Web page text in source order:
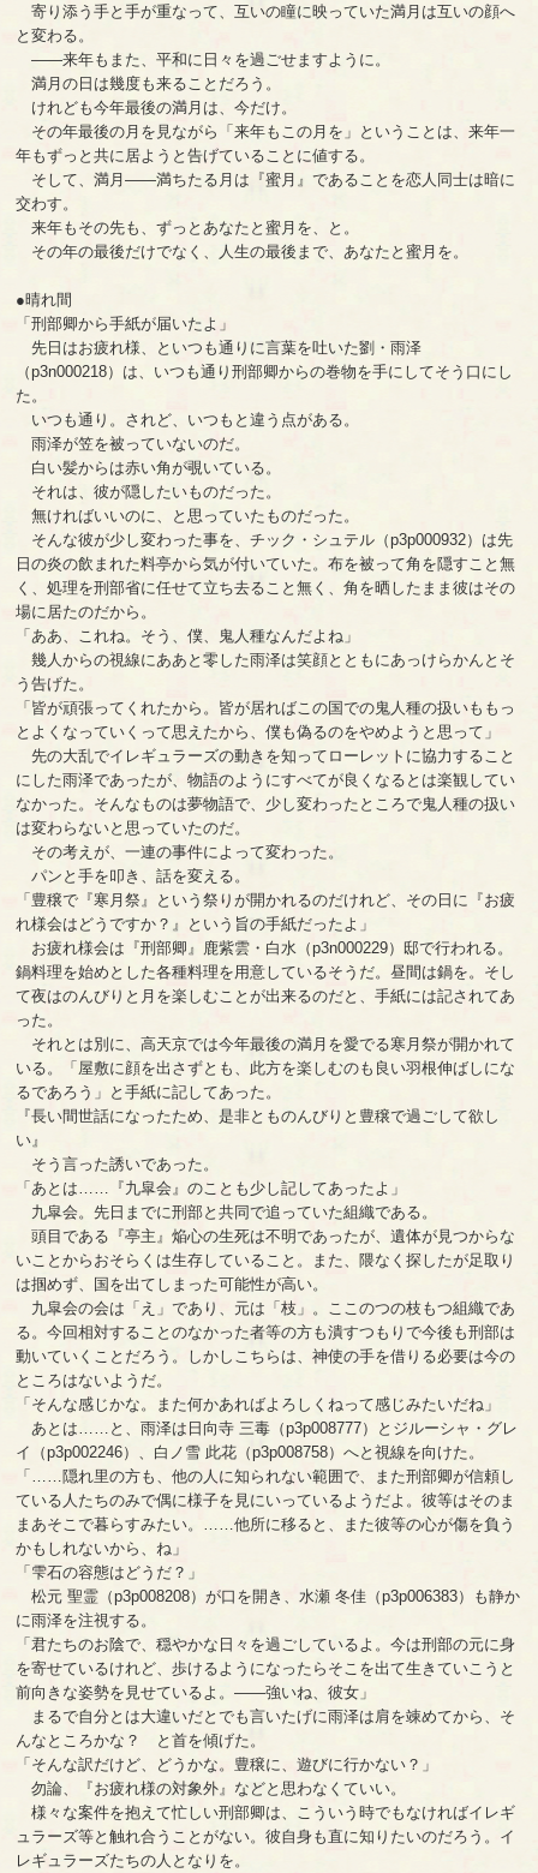
寄り添う手と手が重なって、互いの瞳に映っていた満月は互いの顔へ
と変わる。
――来年もまた、平和に日々を過ごせますように。
満月の日は幾度も来ることだろう。
けれども今年最後の満月は、今だけ。
その年最後の月を見ながら「来年もこの月を」ということは、来年一
年もずっと共に居ようと告げていることに値する。
そして、満月――満ちたる月は『蜜月』であることを恋人同士は暗に
交わす。
来年もその先も、ずっとあなたと蜜月を、と。
その年の最後だけでなく、人生の最後まで、あなたと蜜月を。
●晴れ間
「刑部卿から手紙が届いたよ」
先日はお疲れ様、といつも通りに言葉を吐いた劉・雨泽
（p3n000218）は、いつも通り刑部卿からの巻物を手にしてそう口にし
た。
いつも通り。されど、いつもと違う点がある。
雨泽が笠を被っていないのだ。
白い髪からは赤い角が覗いている。
それは、彼が隠したいものだった。
無ければいいのに、と思っていたものだった。
そんな彼が少し変わった事を、チック・シュテル（p3p000932）は先
日の炎の飲まれた料亭から気が付いていた。布を被って角を隠すこと無
く、処理を刑部省に任せて立ち去ること無く、角を晒したまま彼はその
場に居たのだから。
「ああ、これね。そう、僕、鬼人種なんだよね」
幾人からの視線にああと零した雨泽は笑顔とともにあっけらかんとそ
う告げた。
「皆が頑張ってくれたから。皆が居ればこの国での鬼人種の扱いももっ
とよくなっていくって思えたから、僕も偽るのをやめようと思って」
先の大乱でイレギュラーズの動きを知ってローレットに協力すること
にした雨泽であったが、物語のようにすべてが良くなるとは楽観してい
なかった。そんなものは夢物語で、少し変わったところで鬼人種の扱い
は変わらないと思っていたのだ。
その考えが、一連の事件によって変わった。
パンと手を叩き、話を変える。
「豊穣で『寒月祭』という祭りが開かれるのだけれど、その日に『お疲
れ様会はどうですか？』という旨の手紙だったよ」
お疲れ様会は『刑部卿』鹿紫雲・白水（p3n000229）邸で行われる。
鍋料理を始めとした各種料理を用意しているそうだ。昼間は鍋を。そし
て夜はのんびりと月を楽しむことが出来るのだと、手紙には記されてあ
った。
それとは別に、高天京では今年最後の満月を愛でる寒月祭が開かれて
いる。「屋敷に顔を出さずとも、此方を楽しむのも良い羽根伸ばしにな
るであろう」と手紙に記してあった。
『長い間世話になったため、是非とものんびりと豊穣で過ごして欲し
い』
そう言った誘いであった。
「あとは……『九皐会』のことも少し記してあったよ」
九皐会。先日までに刑部と共同で追っていた組織である。
頭目である『亭主』焔心の生死は不明であったが、遺体が見つからな
いことからおそらくは生存していること。また、隈なく探したが足取り
は掴めず、国を出てしまった可能性が高い。
九皐会の会は「え」であり、元は「枝」。ここのつの枝もつ組織であ
る。今回相対することのなかった者等の方も潰すつもりで今後も刑部は
動いていくことだろう。しかしこちらは、神使の手を借りる必要は今の
ところはないようだ。
「そんな感じかな。また何かあればよろしくねって感じみたいだね」
あとは……と、雨泽は日向寺 三毒（p3p008777）とジルーシャ・グレ
イ（p3p002246）、白ノ雪 此花（p3p008758）へと視線を向けた。
「……隠れ里の方も、他の人に知られない範囲で、また刑部卿が信頼し
ている人たちのみで偶に様子を見にいっているようだよ。彼等はそのま
まあそこで暮らすみたい。……他所に移ると、また彼等の心が傷を負う
かもしれないから、ね」
「雫石の容態はどうだ？」
松元 聖霊（p3p008208）が口を開き、水瀬 冬佳（p3p006383）も静か
に雨泽を注視する。
「君たちのお陰で、穏やかな日々を過ごしているよ。今は刑部の元に身
を寄せているけれど、歩けるようになったらそこを出て生きていこうと
前向きな姿勢を見せているよ。――強いね、彼女」
まるで自分とは大違いだとでも言いたげに雨泽は肩を竦めてから、そ
んなところかな？ と首を傾げた。
「そんな訳だけど、どうかな。豊穣に、遊びに行かない？」
勿論、『お疲れ様の対象外』などと思わなくていい。
様々な案件を抱えて忙しい刑部卿は、こういう時でもなければイレギ
ュラーズ等と触れ合うことがない。彼自身も直に知りたいのだろう。イ
レギュラーズたちの人となりを。